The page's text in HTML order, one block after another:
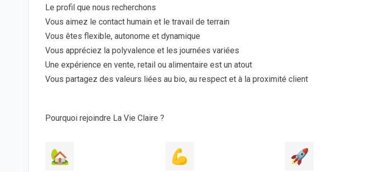
Le profil que nous recherchons
Vous aimez le contact humain et le travail de terrain
Vous êtes flexible, autonome et dynamique
Vous appréciez la polyvalence et les journées variées
Une expérience en vente, retail ou alimentaire est un atout
Vous partagez des valeurs liées au bio, au respect et à la proximité client
Pourquoi rejoindre La Vie Claire ?
🏡 💪 🚀